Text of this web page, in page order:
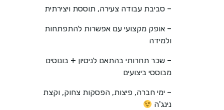
– סביבת עבודה צעירה, תוססת ויצירתית
– אופק מקצועי עם אפשרות להתפתחות
ולמידה
– שכר תחרותי בהתאם לניסיון + בונוסים
מבוססי ביצועים
– ימי חברה, פיצות, הפסקות צחוק, וקצת
נינג'ה